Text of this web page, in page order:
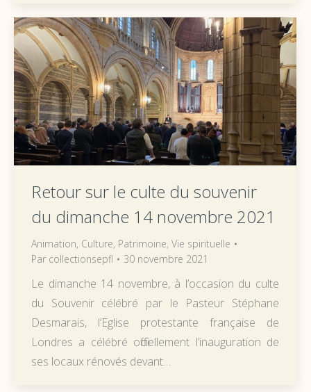
Retour sur le culte du souvenir
du dimanche 14 novembre 2021
Animation, Culture, Patrimoine, Vie spirituelle
Par collectionsepfl 30 novembre 2021
Le dimanche 14 novembre, à l’occasion du culte
du Souvenir célébré par le Pasteur Stéphane
Desmarais, l’Eglise protestante française de
Londres a célébré officiellement l’inauguration de
ses locaux rénovés devant…